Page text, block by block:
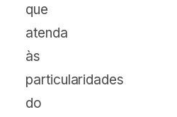
que
atenda
às
particularidades
do